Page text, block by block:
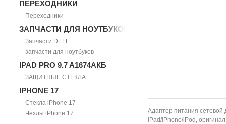
ПЕРЕХОДНИКИ
Переходники
ЗАПЧАСТИ ДЛЯ НОУТБУКОВ
Запчасти DELL
запчасти для ноутбуков
IPAD PRO 9.7 A1674АКБ
ЗАЩИТНЫЕ СТЕКЛА
IPHONE 17
Стекла iPhone 17
Чехлы iPhone 17
Адаптер питания сетевой
iPad/iPhone/iPod,